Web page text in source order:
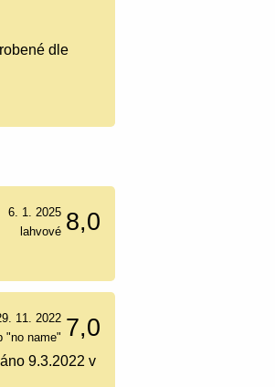
dle
8,0
6. 1. 2025
lahvové
7,0
11. 2022
"no name"
9.3.2022 v